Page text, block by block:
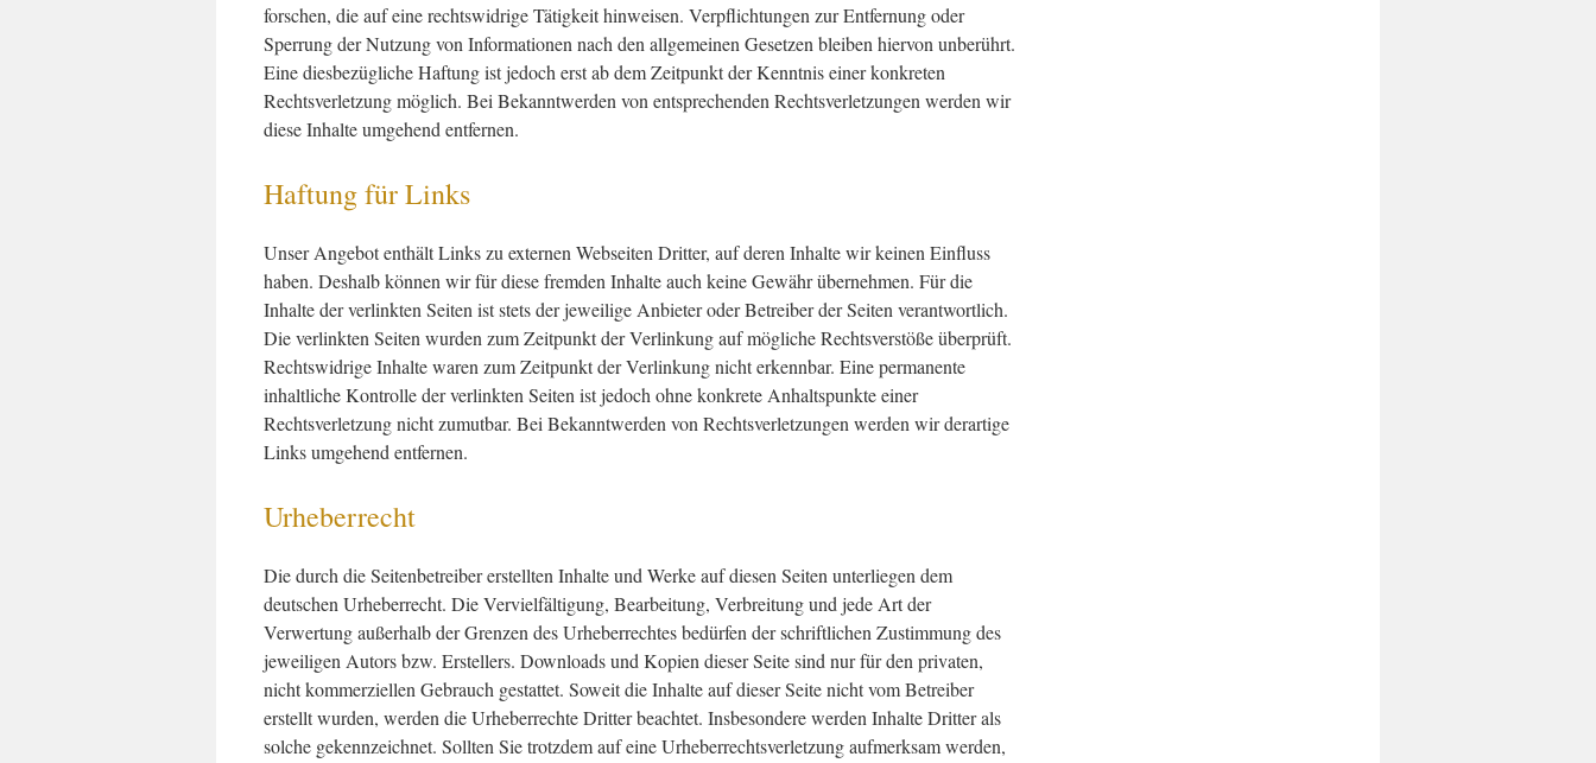
forschen, die auf eine rechtswidrige Tätigkeit hinweisen. Verpflichtungen zur Entfernung oder
Sperrung der Nutzung von Informationen nach den allgemeinen Gesetzen bleiben hiervon unberührt.
Eine diesbezügliche Haftung ist jedoch erst ab dem Zeitpunkt der Kenntnis einer konkreten
Rechtsverletzung möglich. Bei Bekanntwerden von entsprechenden Rechtsverletzungen werden wir
diese Inhalte umgehend entfernen.
Haftung für Links
Unser Angebot enthält Links zu externen Webseiten Dritter, auf deren Inhalte wir keinen Einfluss
haben. Deshalb können wir für diese fremden Inhalte auch keine Gewähr übernehmen. Für die
Inhalte der verlinkten Seiten ist stets der jeweilige Anbieter oder Betreiber der Seiten verantwortlich.
Die verlinkten Seiten wurden zum Zeitpunkt der Verlinkung auf mögliche Rechtsverstöße überprüft.
Rechtswidrige Inhalte waren zum Zeitpunkt der Verlinkung nicht erkennbar. Eine permanente
inhaltliche Kontrolle der verlinkten Seiten ist jedoch ohne konkrete Anhaltspunkte einer
Rechtsverletzung nicht zumutbar. Bei Bekanntwerden von Rechtsverletzungen werden wir derartige
Links umgehend entfernen.
Urheberrecht
Die durch die Seitenbetreiber erstellten Inhalte und Werke auf diesen Seiten unterliegen dem
deutschen Urheberrecht. Die Vervielfältigung, Bearbeitung, Verbreitung und jede Art der
Verwertung außerhalb der Grenzen des Urheberrechtes bedürfen der schriftlichen Zustimmung des
jeweiligen Autors bzw. Erstellers. Downloads und Kopien dieser Seite sind nur für den privaten,
nicht kommerziellen Gebrauch gestattet. Soweit die Inhalte auf dieser Seite nicht vom Betreiber
erstellt wurden, werden die Urheberrechte Dritter beachtet. Insbesondere werden Inhalte Dritter als
solche gekennzeichnet. Sollten Sie trotzdem auf eine Urheberrechtsverletzung aufmerksam werden,